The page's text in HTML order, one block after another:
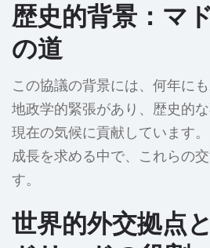
歴史的背景：マ
の道
この協議の背景には、何年に
地政学的緊張があり、歴史的
現在の気候に貢献しています
成長を求める中で、これらの
す。
世界的外交拠点